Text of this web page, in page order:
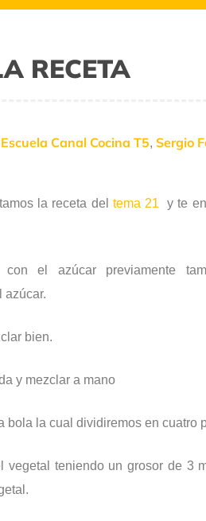
RECETA
Escuela Canal Cocina T5, Sergio
la receta del tema 21 y te
el azúcar previamente
azúcar.
bien.
y mezclar a mano
bola la cual dividiremos en cuatro
teniendo un grosor de 3